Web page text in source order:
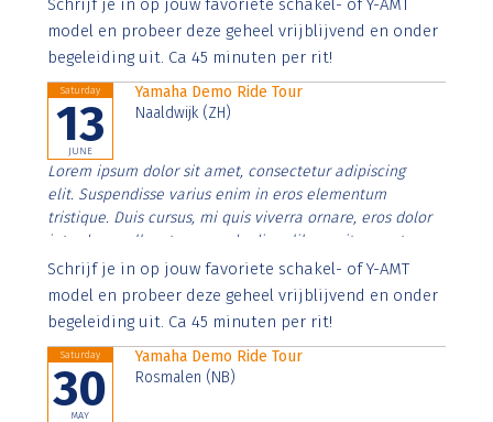
imperdiet. Nunc ut sem vitae risus tristique posuere.
Schrijf je in op jouw favoriete schakel- of Y-AMT
model en probeer deze geheel vrijblijvend en onder
begeleiding uit. Ca 45 minuten per rit!
Saturday
13
JUNE
Yamaha Demo Ride Tour
Naaldwijk (ZH)
Lorem ipsum dolor sit amet, consectetur adipiscing
elit. Suspendisse varius enim in eros elementum
tristique. Duis cursus, mi quis viverra ornare, eros dolor
interdum nulla, ut commodo diam libero vitae erat.
Aenean faucibus nibh et justo cursus id rutrum lorem
imperdiet. Nunc ut sem vitae risus tristique posuere.
Schrijf je in op jouw favoriete schakel- of Y-AMT
model en probeer deze geheel vrijblijvend en onder
begeleiding uit. Ca 45 minuten per rit!
Saturday
30
MAY
Yamaha Demo Ride Tour
Rosmalen (NB)